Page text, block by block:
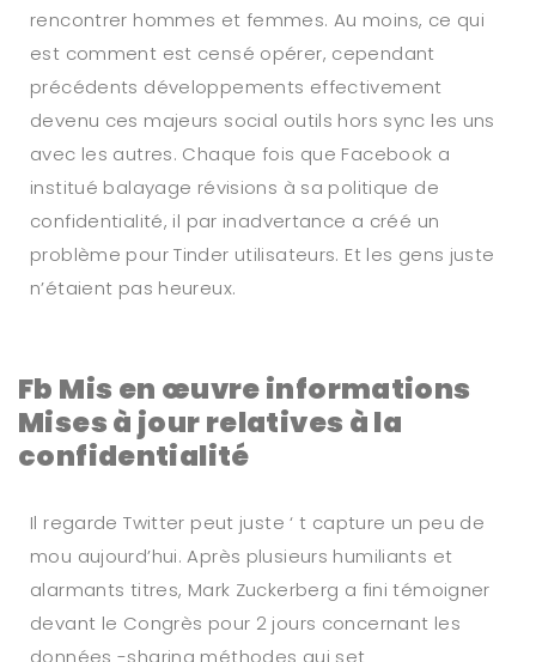
rencontrer hommes et femmes. Au moins, ce qui
est comment est censé opérer, cependant
précédents développements effectivement
devenu ces majeurs social outils hors sync les uns
avec les autres. Chaque fois que Facebook a
institué balayage révisions à sa politique de
confidentialité, il par inadvertance a créé un
problème pour Tinder utilisateurs. Et les gens juste
n’étaient pas heureux.
Fb Mis en œuvre informations
Mises à jour relatives à la
confidentialité
Il regarde Twitter peut juste ‘ t capture un peu de
mou aujourd’hui. Après plusieurs humiliants et
alarmants titres, Mark Zuckerberg a fini témoigner
devant le Congrès pour 2 jours concernant les
données -sharing méthodes qui set